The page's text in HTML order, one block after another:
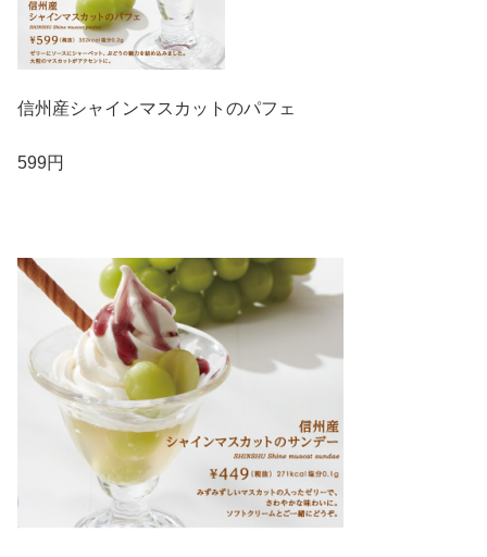
信州産シャインマスカットのパフェ
599円